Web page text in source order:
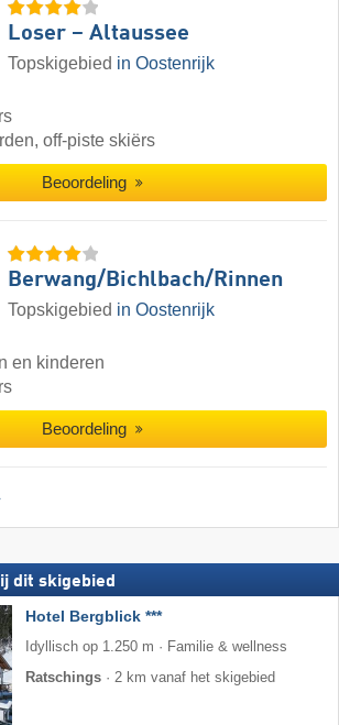
Loser – Altaussee
Topskigebied in Oostenrijk
off-piste skiërs
Beoordeling
Berwang/​Bichlbach/​Rinnen
Topskigebied in Oostenrijk
en kinderen
Beoordeling
dit skigebied
Hotel Bergblick ***
Idyllisch op 1.250 m · Familie & wellness
Ratschings · 2 km vanaf het skigebied